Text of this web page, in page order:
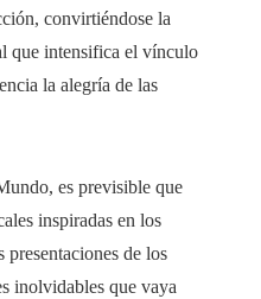
convirtiéndose la
que intensifica el vínculo
la alegría de las
es previsible que
inspiradas en los
presentaciones de los
inolvidables que vaya